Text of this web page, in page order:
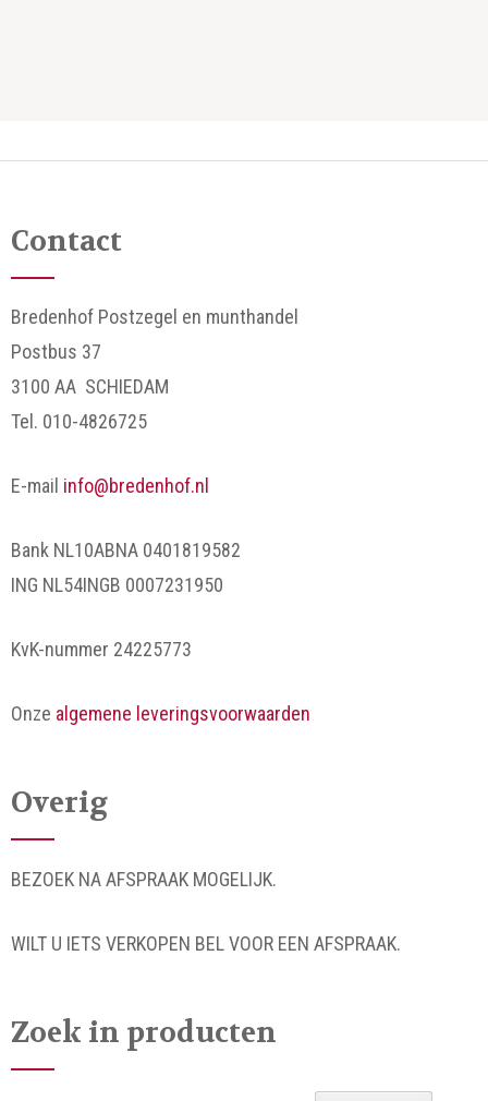
Contact
Bredenhof Postzegel en munthandel
Postbus 37
3100 AA SCHIEDAM
Tel. 010-4826725
E-mail info@bredenhof.nl
Bank NL10ABNA 0401819582
ING NL54INGB 0007231950
KvK-nummer 24225773
Onze algemene leveringsvoorwaarden
Overig
BEZOEK NA AFSPRAAK MOGELIJK.
WILT U IETS VERKOPEN BEL VOOR EEN AFSPRAAK.
Zoek in producten